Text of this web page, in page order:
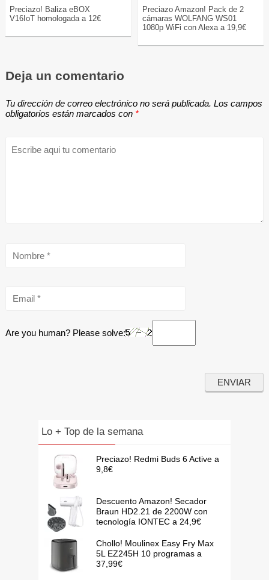
Preciazo! Baliza eBOX
V16IoT homologada a 12€
Preciazo Amazon! Pack de 2
cámaras WOLFANG WS01
1080p WiFi con Alexa a 19,9€
Deja un comentario
Tu dirección de correo electrónico no será publicada. Los campos
obligatorios están marcados con *
Are you human? Please solve:
Lo + Top de la semana
Preciazo! Redmi Buds 6 Active a
9,8€
Descuento Amazon! Secador
Braun HD2.21 de 2200W con
tecnología IONTEC a 24,9€
Chollo! Moulinex Easy Fry Max
5L EZ245H 10 programas a
37,99€